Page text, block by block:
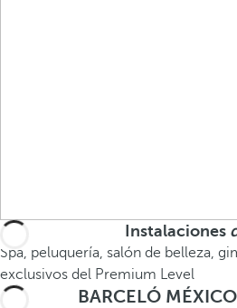
Instalaciones
Spa, peluquería, salón de belleza,
exclusivos del Premium Level
BARCELÓ